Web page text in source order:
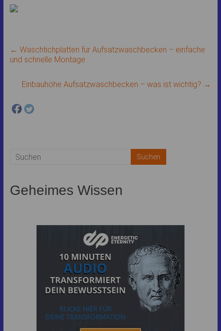
← Waschtichplatten für Aufsatzwaschbecken – einfache
und schnelle Montage
Einbauhöhe Aufsatzwaschbecken – was ist wichtig? →
✓ Zulassen
Geheimes Wissen